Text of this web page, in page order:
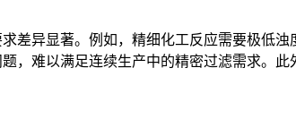
差异显著。例如，精细化工反应需要极低
，难以满足连续生产中的精密过滤需求。